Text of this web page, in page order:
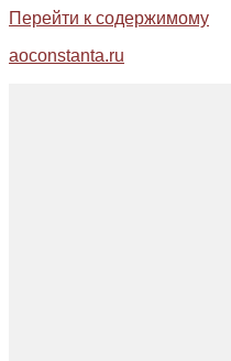
Перейти к содержимому
aoconstanta.ru